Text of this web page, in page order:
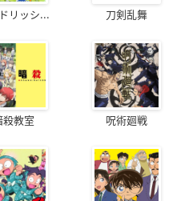
リッシ... 刀剣乱舞
殺教室 呪術廻戦